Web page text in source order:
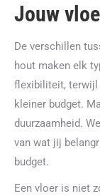
Jouw
De verschillen
hout maken elk
flexibiliteit, terwijl
kleiner budget.
duurzaamheid.
van wat jij
budget.
Een vloer is niet